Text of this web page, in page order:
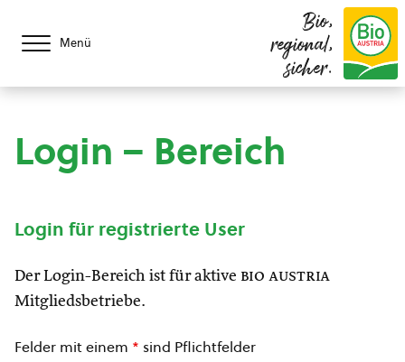
Menü
Bio,
regional,
sicher.
Login – Bereich
Login für registrierte User
Der Login-Bereich ist für aktive bio austria
Mitgliedsbetriebe.
Felder mit einem * sind Pflichtfelder